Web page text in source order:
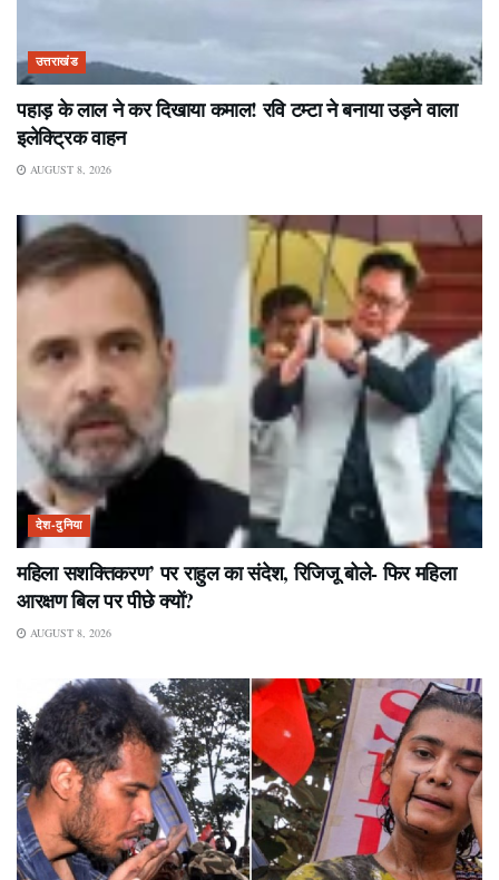
उत्तराखंड
पहाड़ के लाल ने कर दिखाया कमाल! रवि टम्टा ने बनाया उड़ने वाला
इलेक्ट्रिक वाहन
AUGUST 8, 2026
देश-दुनिया
महिला सशक्तिकरण’ पर राहुल का संदेश, रिजिजू बोले- फिर महिला
आरक्षण बिल पर पीछे क्यों?
AUGUST 8, 2026